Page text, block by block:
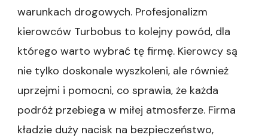
warunkach drogowych. Profesjonalizm
kierowców Turbobus to kolejny powód, dla
którego warto wybrać tę firmę. Kierowcy są
nie tylko doskonale wyszkoleni, ale również
uprzejmi i pomocni, co sprawia, że każda
podróż przebiega w miłej atmosferze. Firma
kładzie duży nacisk na bezpieczeństwo,